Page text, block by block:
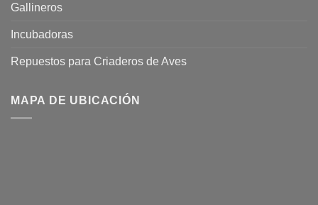
Gallineros
Incubadoras
Repuestos para Criaderos de Aves
MAPA DE UBICACIÓN